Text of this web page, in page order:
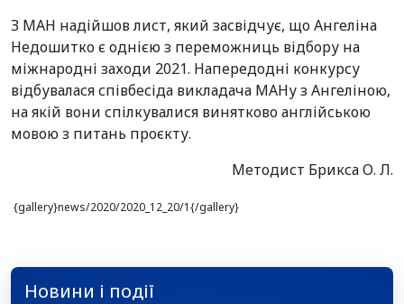
З МАН надійшов лист, який засвідчує, що Ангеліна
Недошитко є однією з переможниць відбору на
міжнародні заходи 2021. Напередодні конкурсу
відбувалася співбесіда викладача МАНу з Ангеліною,
на якій вони спілкувалися винятково англійською
мовою з питань проєкту.
Методист Брикса О. Л.
{gallery}news/2020/2020_12_20/1{/gallery}
Новини і події